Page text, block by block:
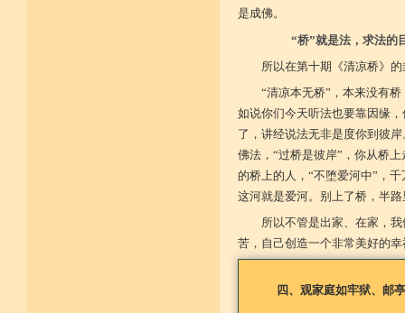
是成佛。
“桥”就是法，求法的
所以在第十期《清凉桥》
“清凉本无桥”，本来没有
如说你们今天听法也要靠因缘
了，讲经说法无非是度你到彼
佛法，“过桥是彼岸”，你从桥
的桥上的人，“不堕爱河中”，
这河就是爱河。别上了桥，半
所以不管是出家、在家，
苦，自己创造一个非常美好的
四、观家庭如牢狱、邮